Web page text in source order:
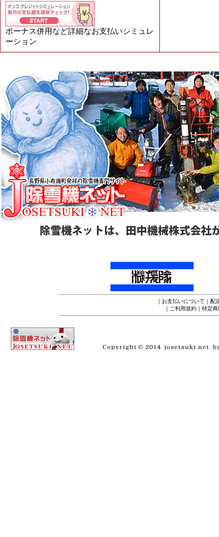
ボーナス併用など詳細なお支払いシミュレ
ーション
｜ お支払いについて ｜ 配
｜ ご利用規約 ｜ 特定